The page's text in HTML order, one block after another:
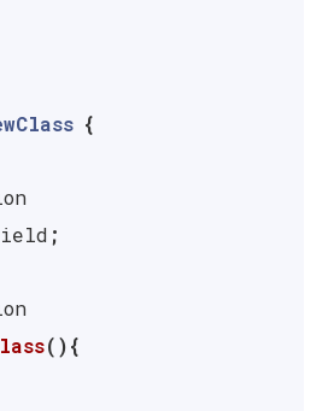
{
;
(){